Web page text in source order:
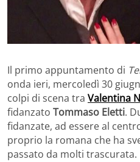
Il primo appuntamento di
onda ieri, mercoledì 30
colpi di scena tra Valentina
fidanzato Tommaso Eletti.
fidanzate, ad essere al
proprio la romana che ha
passato da molti trascurata.